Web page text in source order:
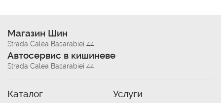
Магазин Шин
Strada Calea Basarabiei 44
Автосервис в кишиневе
Strada Calea Basarabiei 44
Каталог Услуги